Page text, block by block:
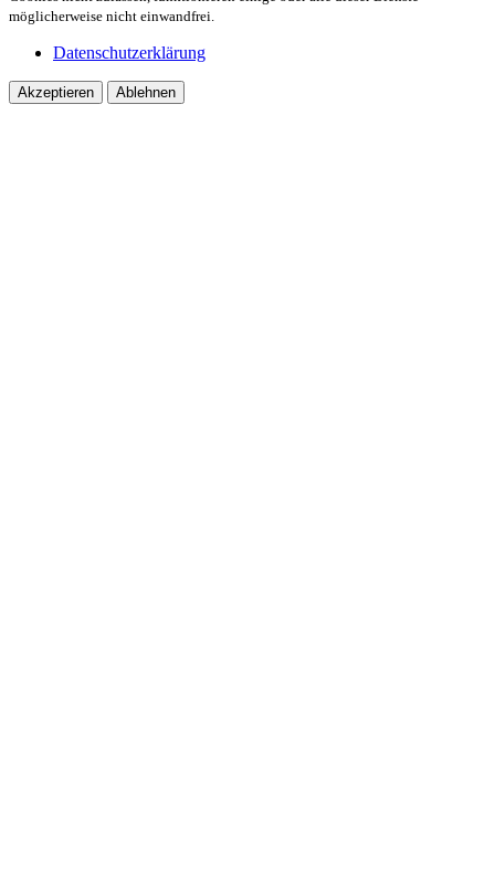
möglicherweise nicht einwandfrei.
Datenschutzerklärung
Akzeptieren Ablehnen